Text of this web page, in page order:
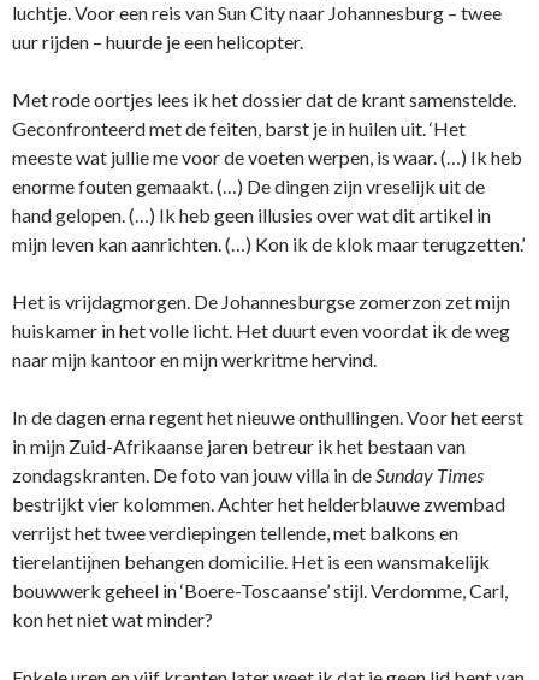
luchtje. Voor een reis van Sun City naar Johannesburg – twee
uur rijden – huurde je een helicopter.
Met rode oortjes lees ik het dossier dat de krant samenstelde.
Geconfronteerd met de feiten, barst je in huilen uit. ‘Het
meeste wat jullie me voor de voeten werpen, is waar. (…) Ik heb
enorme fouten gemaakt. (…) De dingen zijn vreselijk uit de
hand gelopen. (…) Ik heb geen illusies over wat dit artikel in
mijn leven kan aanrichten. (…) Kon ik de klok maar terugzetten.’
Het is vrijdagmorgen. De Johannesburgse zomerzon zet mijn
huiskamer in het volle licht. Het duurt even voordat ik de weg
naar mijn kantoor en mijn werkritme hervind.
In de dagen erna regent het nieuwe onthullingen. Voor het eerst
in mijn Zuid-Afrikaanse jaren betreur ik het bestaan van
zondagskranten. De foto van jouw villa in deSunday Times
bestrijkt vier kolommen. Achter het helderblauwe zwembad
verrijst het twee verdiepingen tellende, met balkons en
tierelantijnen behangen domicilie. Het is een wansmakelijk
bouwwerk geheel in ‘Boere-Toscaanse’ stijl. Verdomme, Carl,
kon het niet wat minder?